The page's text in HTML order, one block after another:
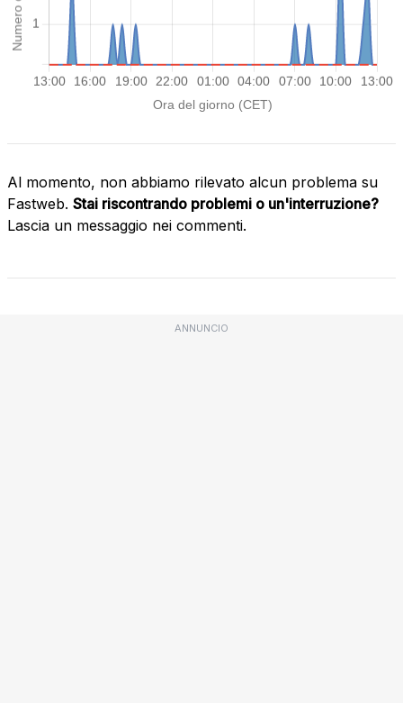
Al momento, non abbiamo rilevato alcun problema su
Fastweb. Stai riscontrando problemi o un'interruzione?
Lascia un messaggio nei commenti.
ANNUNCIO